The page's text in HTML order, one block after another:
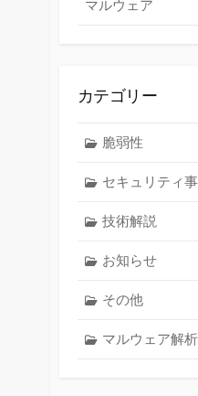
マルウェア
カテゴリー
脆弱性
セキュリティ
技術解説
お知らせ
その他
マルウェア解析